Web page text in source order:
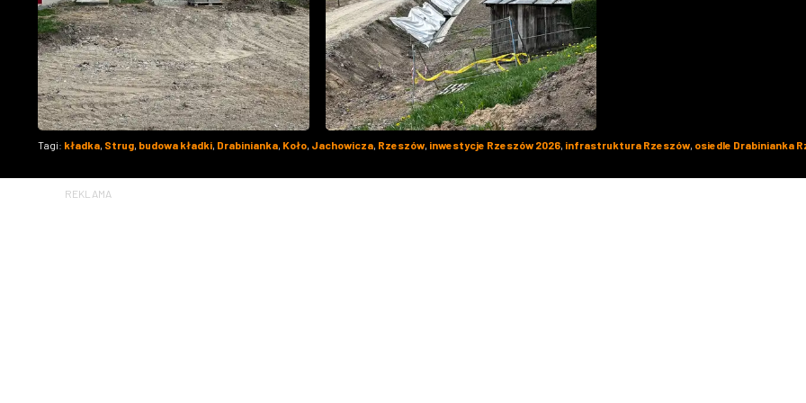
Tagi: kładka, Strug, budowa kładki, Drabinianka, Koło, Jachowicza, Rzeszów, inwestycje Rzeszów 2026, infrastruktura Rzeszów, osiedle Drabinianka
REKLAMA